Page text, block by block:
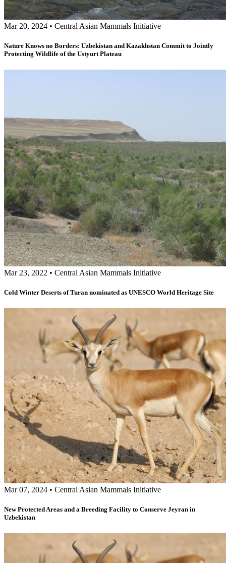
Mar 20, 2024 • Central Asian Mammals Initiative
Nature Knows no Borders: Uzbekistan and Kazakhstan Commit to Jointly
Protecting Wildlife of the Ustyurt Plateau
Mar 23, 2022 • Central Asian Mammals Initiative
Cold Winter Deserts of Turan nominated as UNESCO World Heritage Site
Mar 07, 2024 • Central Asian Mammals Initiative
New Protected Areas and a Breeding Facility to Conserve Jeyran in
Uzbekistan